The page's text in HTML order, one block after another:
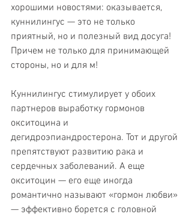
хорошими новостями: оказывается,
куннилингус — это не только
приятный, но и полезный вид досуга!
Причем не только для принимающей
стороны, но и для м!
Куннилингус стимулирует у обоих
партнеров выработку гормонов
окситоцина и
дегидроэпиандростерона. Тот и другой
препятствуют развитию рака и
сердечных заболеваний. А еще
окситоцин — его еще иногда
романтично называют «гормон любви»
— эффективно борется с головной